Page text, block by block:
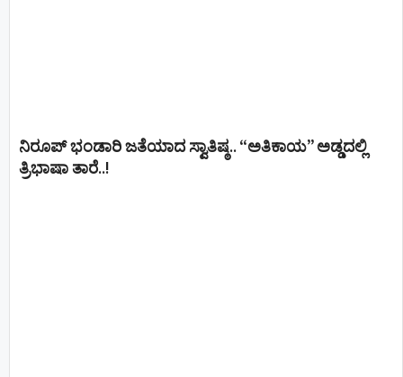
ನಿರೂಪ್ ಭಂಡಾರಿ ಜತೆಯಾದ ಸ್ವಾತಿಷ್ಠ.. “ಅತಿಕಾಯ” ಅಡ್ಡದಲ್ಲಿ
ತ್ರಿಭಾಷಾ ತಾರೆ..!